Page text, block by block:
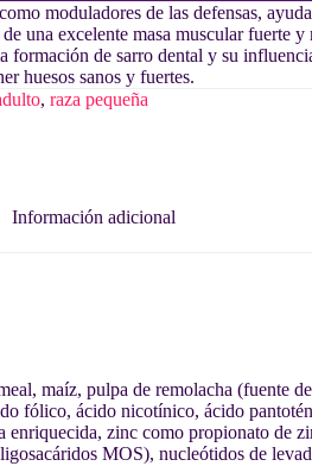
moduladores de las defensas,
una excelente masa muscular fuerte y
de sarro dental y su
huesos sanos y fuertes.
, raza pequeña
Información adicional
maíz, pulpa de remolacha (fuente
fólico, ácido nicotínico, ácido
zinc como propionato de
MOS), nucleótidos de